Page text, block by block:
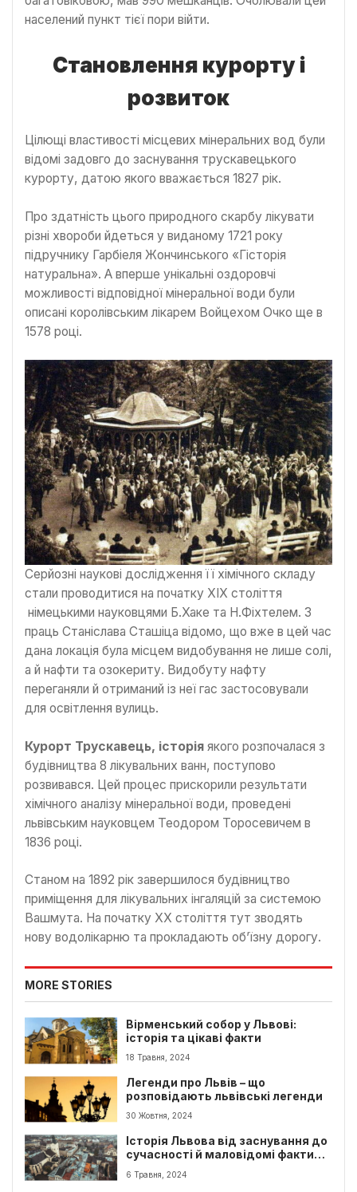
населений пункт тієї пори війти.
Становлення курорту і
розвиток
Цілющі властивості місцевих мінеральних вод були
відомі задовго до заснування трускавецького
курорту, датою якого вважається 1827 рік.
Про здатність цього природного скарбу лікувати
різні хвороби йдеться у виданому 1721 року
підручнику Гарбіеля Жончинського «Гісторія
натуральна». А вперше унікальні оздоровчі
можливості відповідної мінеральної води були
описані королівським лікарем Войцехом Очко ще в
1578 році.
Серйозні наукові дослідження її хімічного складу
стали проводитися на початку XІХ століття
німецькими науковцями Б.Хаке та Н.Фіхтелем. З
праць Станіслава Сташіца відомо, що вже в цей час
дана локація була місцем видобування не лише солі,
а й нафти та озокериту. Видобуту нафту
переганяли й отриманий із неї гас застосовували
для освітлення вулиць.
Курорт Трускавець, історія якого розпочалася з
будівництва 8 лікувальних ванн, поступово
розвивався. Цей процес прискорили результати
хімічного аналізу мінеральної води, проведені
львівським науковцем Теодором Торосевичем в
1836 році.
Станом на 1892 рік завершилося будівництво
приміщення для лікувальних інгаляцій за системою
Вашмута. На початку ХХ століття тут зводять
нову водолікарню та прокладають об’їзну дорогу.
MORE STORIES
Вірменський собор у Львові:
історія та цікаві факти
18 Травня, 2024
Легенди про Львів – що
розповідають львівські легенди
30 Жовтня, 2024
Історія Львова від заснування до
сучасності й маловідомі факти
про місто Лева
6 Травня, 2024